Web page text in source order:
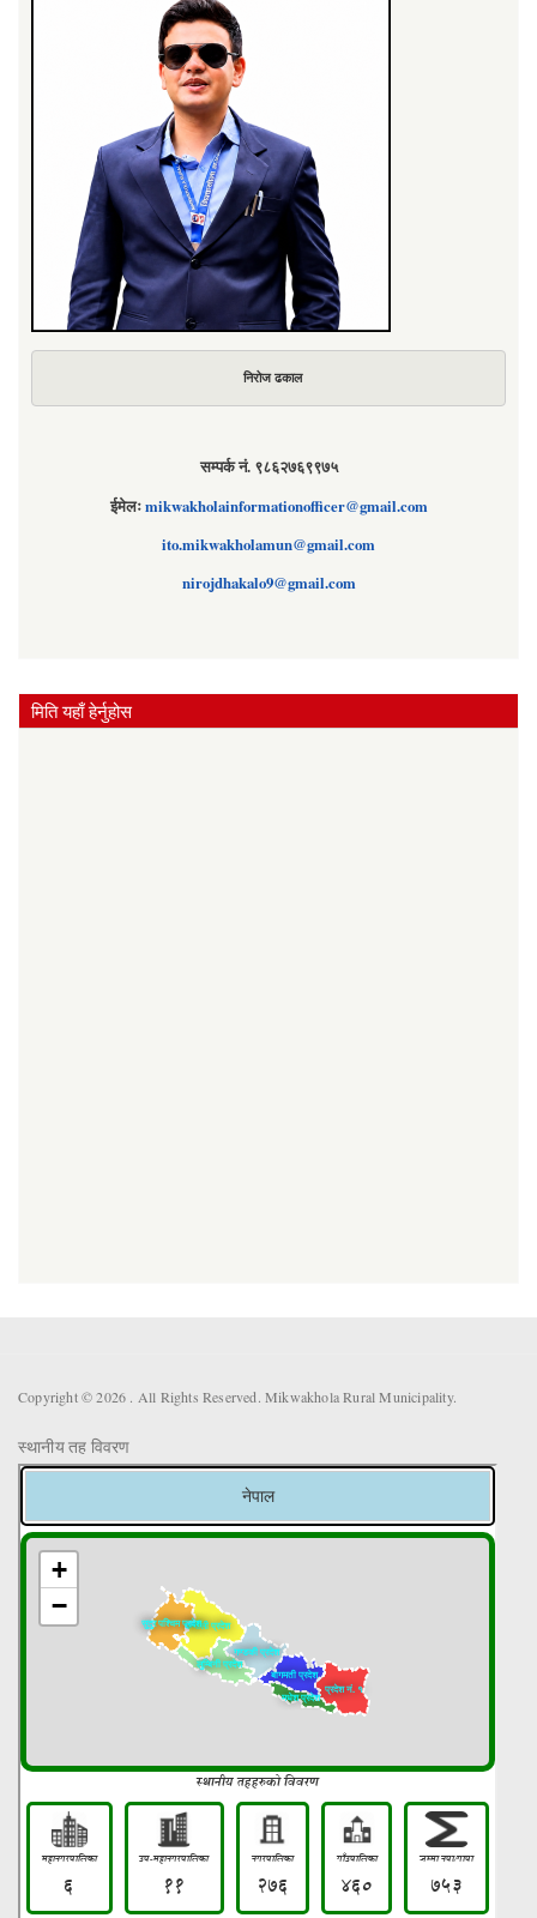
निरोज ढकाल
सम्पर्क नं. ९८६२७६९९७५
ईमेलःmikwakholainformationofficer@gmail.com
ito.mikwakholamun@gmail.com
nirojdhakalo9@gmail.com
मिति यहाँ हेर्नुहोस
Copyright © 2026 . All Rights Reserved. Mikwakhola Rural Municipality.
स्थानीय तह विवरण